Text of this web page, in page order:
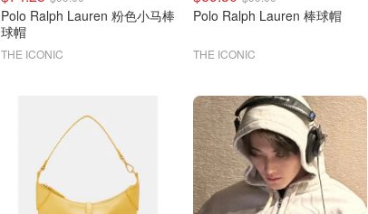
Polo Ralph Lauren 粉色小马棒
球帽
THE ICONIC
Polo Ralph Lauren 棒球帽
THE ICONIC